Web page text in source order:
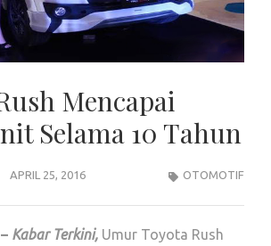
Mencapai
Selama 10 Tahun
APRIL 25, 2016 OTOMOTIF
Kabar Terkini, Umur Toyota Rush